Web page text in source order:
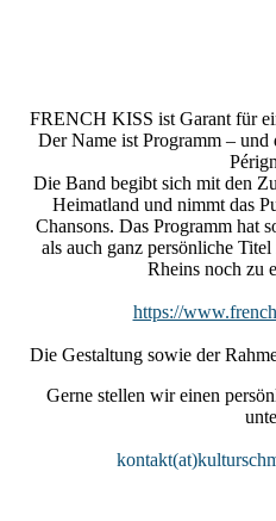
FRENCH KISS ist Garant für
Der Name ist Programm –
Die Band begibt sich mit den
Heimatland und nimmt das
Chansons. Das Programm hat
als auch ganz persönliche
Rheins noch zu
https://
Die Gestaltung sowie der
Gerne stellen wir einen